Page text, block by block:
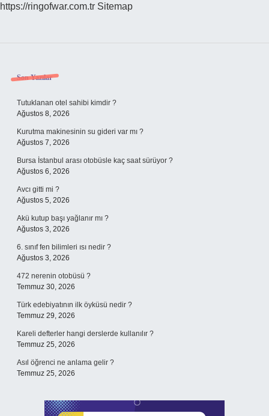
https://ringofwar.com.tr Sitemap
Sidebar
Son Yazılar
Tutuklanan otel sahibi kimdir ?
Ağustos 8, 2026
Kurutma makinesinin su gideri var mı ?
Ağustos 7, 2026
Bursa İstanbul arası otobüsle kaç saat sürüyor ?
Ağustos 6, 2026
Avcı gitti mi ?
Ağustos 5, 2026
Akü kutup başı yağlanır mı ?
Ağustos 3, 2026
6. sınıf fen bilimleri ısı nedir ?
Ağustos 3, 2026
472 nerenin otobüsü ?
Temmuz 30, 2026
Türk edebiyatının ilk öyküsü nedir ?
Temmuz 29, 2026
Kareli defterler hangi derslerde kullanılır ?
Temmuz 25, 2026
Asıl öğrenci ne anlama gelir ?
Temmuz 25, 2026